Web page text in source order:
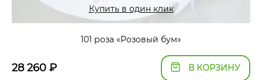
Купить в один клик
101 роза «Розовый бум»
28 260 ₽ В КОРЗИНУ